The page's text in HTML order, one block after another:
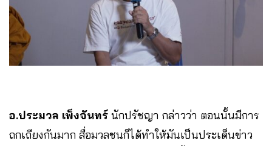
อ.ประมวล เพ็งจันทร์ นักปรัชญา กล่าวว่า ตอนนั้นมีการ
ถกเถียงกันมาก สื่อมวลชนก็ได้ทำให้มันเป็นประเด็นข่าว